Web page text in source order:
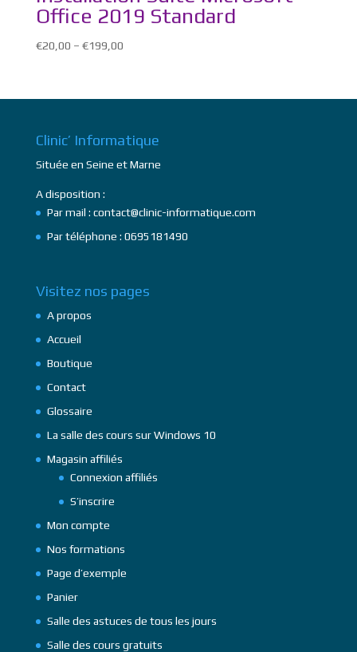
Office 2019 Standard
€20,00 – €199,00
Clinic’ Informatique
Située en Seine et Marne
A disposition :
Par mail : contact@clinic-informatique.com
Par téléphone : 0695181490
Visitez nos pages
A propos
Accueil
Boutique
Contact
Glossaire
La salle des cours sur Windows 10
Magasin affiliés
Connexion affiliés
S’inscrire
Mon compte
Nos formations
Page d’exemple
Panier
Salle des astuces de tous les jours
Salle des cours gratuits